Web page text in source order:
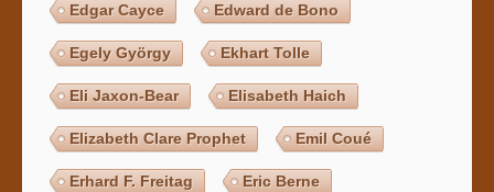
Edgar Cayce Edward de Bono
Egely György Ekhart Tolle
Eli Jaxon-Bear Elisabeth Haich
Elizabeth Clare Prophet Emil Coué
Erhard F. Freitag Eric Berne